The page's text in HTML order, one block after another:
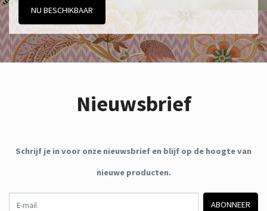
NU BESCHIKBAAR
Nieuwsbrief
Schrijf je in voor onze nieuwsbrief en blijf op de hoogte van
nieuwe producten.
ABONNEER